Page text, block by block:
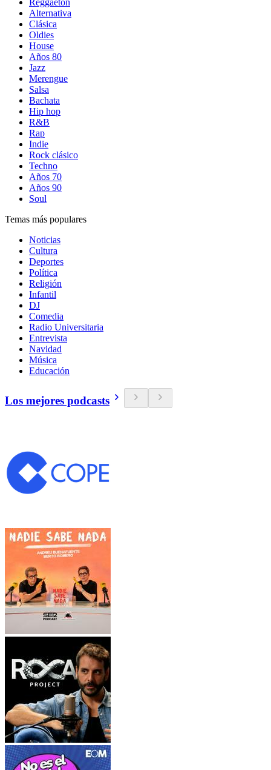
Reggaetón
Alternativa
Clásica
Oldies
House
Años 80
Jazz
Merengue
Salsa
Bachata
Hip hop
R&B
Rap
Indie
Rock clásico
Techno
Años 70
Años 90
Soul
Temas más populares
Noticias
Cultura
Deportes
Política
Religión
Infantil
DJ
Comedia
Radio Universitaria
Entrevista
Navidad
Música
Educación
Los mejores podcasts